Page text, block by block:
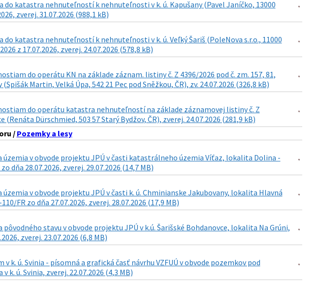
katastra nehnuteľností k nehnuteľnosti v k. ú. Kapušany (Pavel Janíčko, 13000
zverej. 31.07.2026 (988,1 kB)
katastra nehnuteľností k nehnuteľnosti v k. ú. Veľký Šariš (PoleNova s.r.o., 11000
z 17.07.2026, zverej. 24.07.2026 (578,8 kB)
do operátu KN na základe záznam. listiny č. Z 4396/2026 pod č. zm. 157, 81,
Martin, Velká Úpa, 542 21 Pec pod Sněžkou, ČR), zv. 24.07.2026 (326,8 kB)
do operátu katastra nehnuteľností na základe záznamovej listiny č. Z
(Renáta Dürschmied, 503 57 Starý Bydžov, ČR), zverej. 24.07.2026 (281,9 kB)
/Pozemky a lesy
územia v obvode projektu JPÚ v časti katastrálneho územia Víťaz, lokalita Dolina -
dňa 28.07.2026, zverej. 29.07.2026 (14,7 MB)
v obvode projektu JPÚ v časti k. ú. Chminianske Jakubovany, lokalita Hlavná
FR zo dňa 27.07.2026, zverej. 28.07.2026 (17,9 MB)
stavu v obvode projektu JPÚ v k.ú. Šarišské Bohdanovce, lokalita Na Grúni,
zverej. 23.07.2026 (6,8 MB)
k. ú. Svinia - písomná a grafická časť návrhu VZFUÚ v obvode pozemkov pod
ú. Svinia, zverej. 22.07.2026 (4,3 MB)